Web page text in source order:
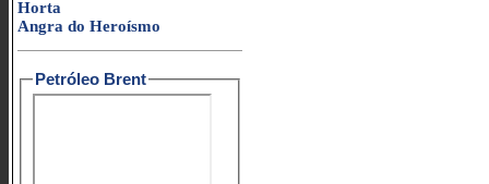
Horta
Angra do Heroísmo
Petróleo Brent